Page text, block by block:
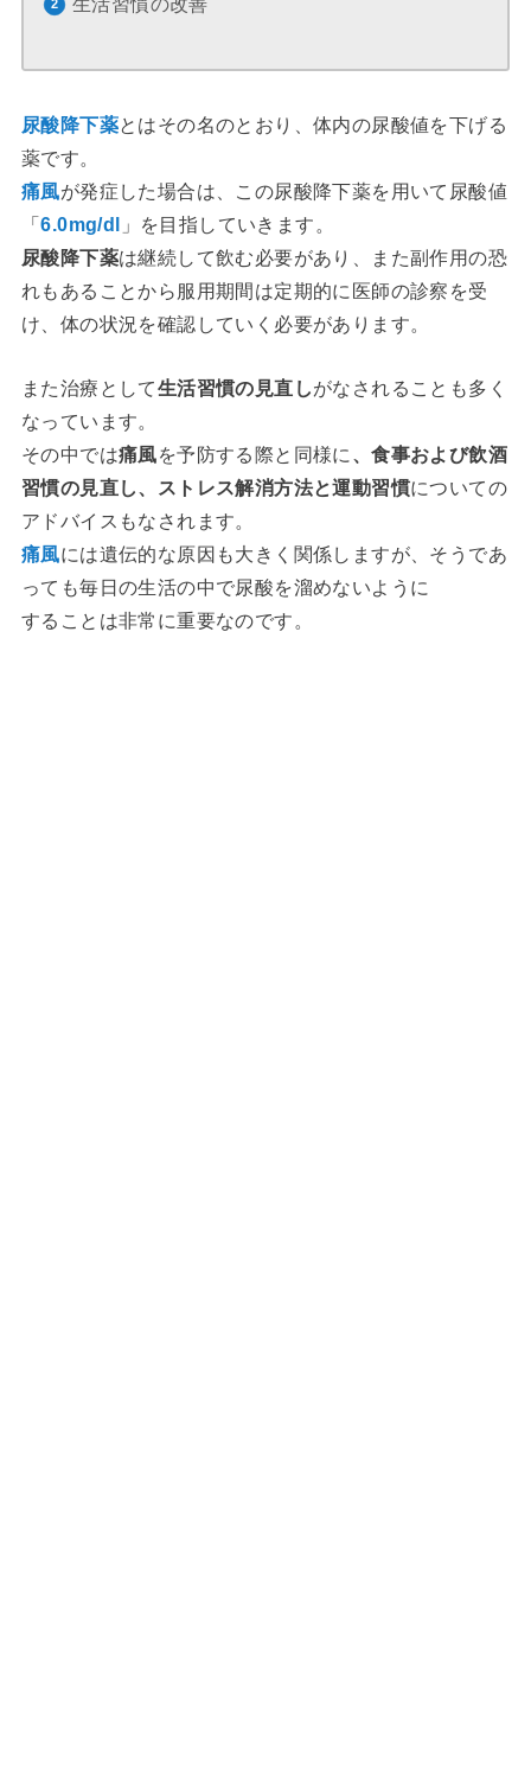
生活習慣の改善
尿酸降下薬とはその名のとおり、体内の尿酸値を下げる
薬です。
痛風が発症した場合は、この尿酸降下薬を用いて尿酸値
「6.0mg/dl
」を目指していきます。
尿酸降下薬は継続して飲む必要があり、また副作用の恐
れもあることから服用期間は定期的に医師の診察を受
け、体の状況を確認していく必要があります。
また治療として生活習慣の見直しがなされることも多く
なっています。
その中では痛風を予防する際と同様に 、食事および飲酒
習慣の見直し、ストレス解消方法と運動習慣についての
アドバイスもなされます。
痛風には遺伝的な原因も大きく関係しますが、そうであ
っても毎日の生活の中で尿酸を溜めないように
することは非常に重要なのです。